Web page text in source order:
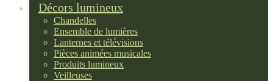
Décors lumineux
Chandelles
Ensemble de lumières
Lanternes et télévisions
Pièces animées musicales
Produits lumineux
Veilleuses